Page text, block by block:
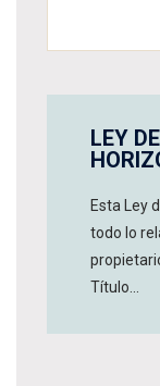
LEY
Esta Ley
todo lo
Título...